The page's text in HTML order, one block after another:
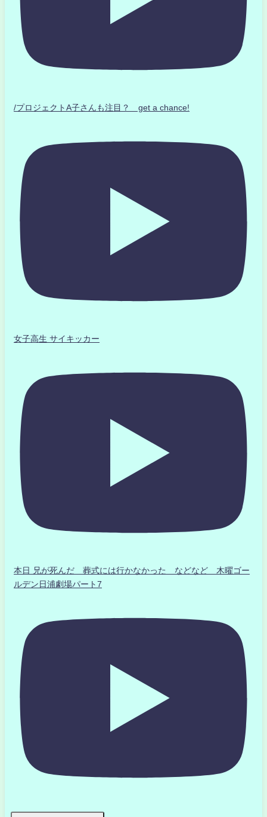
/プロジェクトA子さんも注目？ get a chance!
女子高生 サイキッカー
本日 兄が死んだ 葬式には行かなかった などなど 木曜ゴー
ルデン日浦劇場パート7